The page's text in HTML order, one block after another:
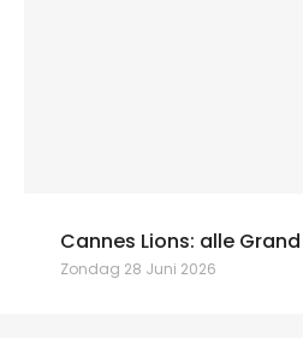
Cannes Lions: alle Grand
Zondag 28 Juni 2026